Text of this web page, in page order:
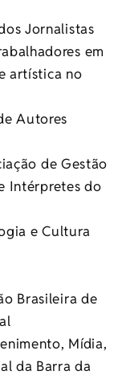
Jornalistas
em
artística no
Autores
de Gestão
Intérpretes do
e Cultura
Brasileira de
Mídia,
da Barra da